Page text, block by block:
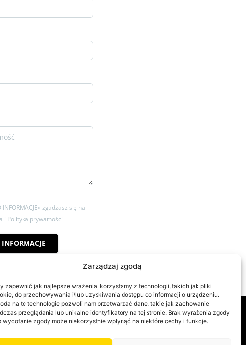
Zarządzaj zgodą
zapewnić jak najlepsze wrażenia, korzystamy z technologii, takich jak pliki
do przechowywania i/lub uzyskiwania dostępu do informacji o urządzeniu.
na te technologie pozwoli nam przetwarzać dane, takie jak zachowanie
przeglądania lub unikalne identyfikatory na tej stronie. Brak wyrażenia zgody
wycofanie zgody może niekorzystnie wpłynąć na niektóre cechy i funkcje.
zgadzasz się na
i Polityka prywatności
Kontakt
+48 519 420 750
kontakt@victorinihome.pl